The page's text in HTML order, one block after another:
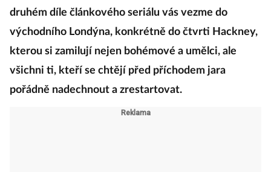
druhém díle článkového seriálu vás vezme do
východního Londýna, konkrétně do čtvrti Hackney,
kterou si zamilují nejen bohémové a umělci, ale
všichni ti, kteří se chtějí před příchodem jara
pořádně nadechnout a zrestartovat.